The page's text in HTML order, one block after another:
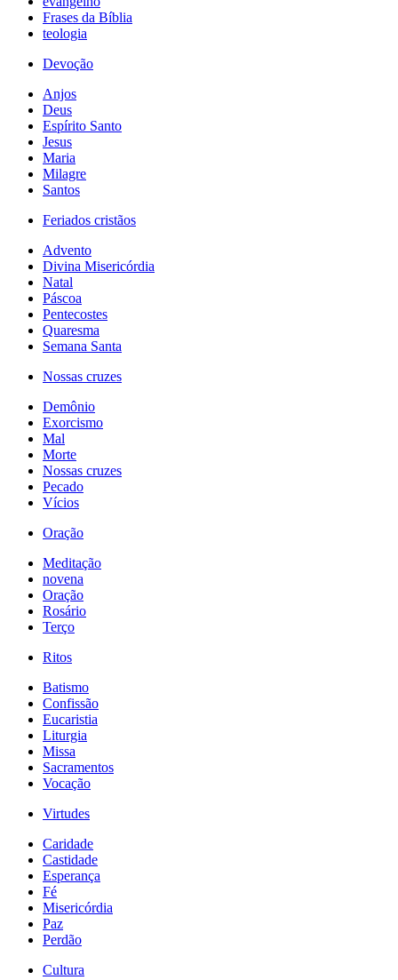
Frases da Bíblia
teologia
Devoção
Anjos
Deus
Espírito Santo
Jesus
Maria
Milagre
Santos
Feriados cristãos
Advento
Divina Misericórdia
Natal
Páscoa
Pentecostes
Quaresma
Semana Santa
Nossas cruzes
Demônio
Exorcismo
Mal
Morte
Nossas cruzes
Pecado
Vícios
Oração
Meditação
novena
Oração
Rosário
Terço
Ritos
Batismo
Confissão
Eucaristia
Liturgia
Missa
Sacramentos
Vocação
Virtudes
Caridade
Castidade
Esperança
Fé
Misericórdia
Paz
Perdão
Cultura